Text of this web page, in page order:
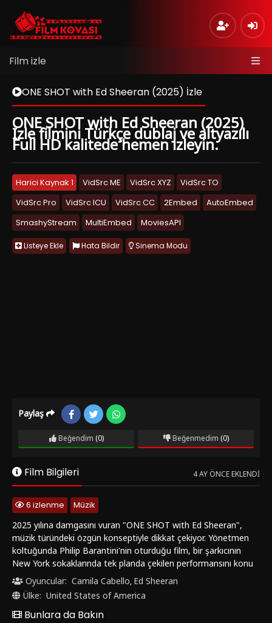
Film izle
ONE SHOT with Ed Sheeran (2025) İzle
ONE SHOT with Ed Sheeran (2025)
İzle filmini Türkçe dublaj ve altyazılı
Full HD kalitede hemen izleyin.
Harici Kaynak 1 VidSrc ME VidSrc XYZ
VidSrc TO
VidSrc Pro
VidSrc ICU VidSrc CC 2Embed
AutoEmbed
SmashyStream
MultiEmbed MoviesAPI
Listeye Ekle Hata Bildir Sinema Modu
Paylaş
Beğendim (0) Beğenmedim (0)
Film Bilgileri 4 AY ÖNCE EKLENDI
6 izlenme
Müzik
2025 yılına damgasını vuran "ONE SHOT with Ed Sheeran",
müzik türündeki özgün konseptiyle dikkat çekiyor. Yönetmen
koltuğunda Philip Barantini'nin oturduğu film, bir şarkıcının
New York sokaklarında tek planda çekilen performansını konu
alıyor. Ed Sheeran ve Camila Cabello gibi başarılı isimlerin yer
aldığı yapımda, seyircilere gerçek zamanlı bir müzik deneyimi
sunuluyor.Ana hikayeye odaklanıldığında, Ed Sheeran'ın en
sevilen hit parçaları eşliğinde New York'un sokaklarında
Oyuncular: Camila Cabello, Ed Sheeran
Ülke: United States of America
Bunlara da Bakın